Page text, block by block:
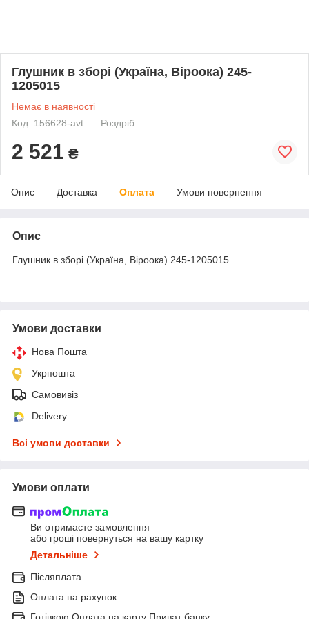
Глушник в зборі (Україна, Віроока) 245-
1205015
Немає в наявності
Код: 156628-avt
Роздріб
2 521 ₴
Опис Доставка Оплата Умови повернення
Опис
Глушник в зборі (Україна, Віроока) 245-1205015
Умови доставки
Нова Пошта
Укрпошта
Самовивіз
Delivery
Всі умови доставки
Умови оплати
Ви отримаєте замовлення
або гроші повернуться на вашу картку
Детальніше
Післяплата
Оплата на рахунок